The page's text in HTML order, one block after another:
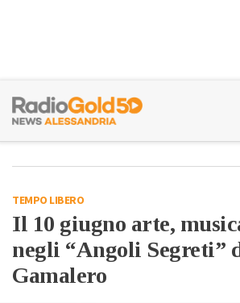
TEMPO LIBERO
Il 10 giugno arte,
negli “Angoli Segreti”
Gamalero